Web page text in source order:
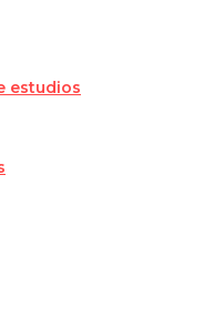
estudios